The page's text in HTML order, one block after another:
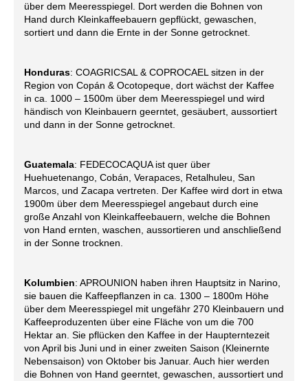
über dem Meeresspiegel. Dort werden die Bohnen von
Hand durch Kleinkaffeebauern gepflückt, gewaschen,
sortiert und dann die Ernte in der Sonne getrocknet.
Honduras: COAGRICSAL & COPROCAEL sitzen in der
Region von Copán & Ocotopeque, dort wächst der Kaffee
in ca. 1000 – 1500m über dem Meeresspiegel und wird
händisch von Kleinbauern geerntet, gesäubert, aussortiert
und dann in der Sonne getrocknet.
Guatemala: FEDECOCAQUA ist quer über
Huehuetenango, Cobán, Verapaces, Retalhuleu, San
Marcos, und Zacapa vertreten. Der Kaffee wird dort in etwa
1900m über dem Meeresspiegel angebaut durch eine
große Anzahl von Kleinkaffeebauern, welche die Bohnen
von Hand ernten, waschen, aussortieren und anschließend
in der Sonne trocknen.
Kolumbien: APROUNION haben ihren Hauptsitz in Narino,
sie bauen die Kaffeepflanzen in ca. 1300 – 1800m Höhe
über dem Meeresspiegel mit ungefähr 270 Kleinbauern und
Kaffeeproduzenten über eine Fläche von um die 700
Hektar an. Sie pflücken den Kaffee in der Haupterntezeit
von April bis Juni und in einer zweiten Saison (Kleinernte
Nebensaison) von Oktober bis Januar. Auch hier werden
die Bohnen von Hand geerntet, gewaschen, aussortiert und